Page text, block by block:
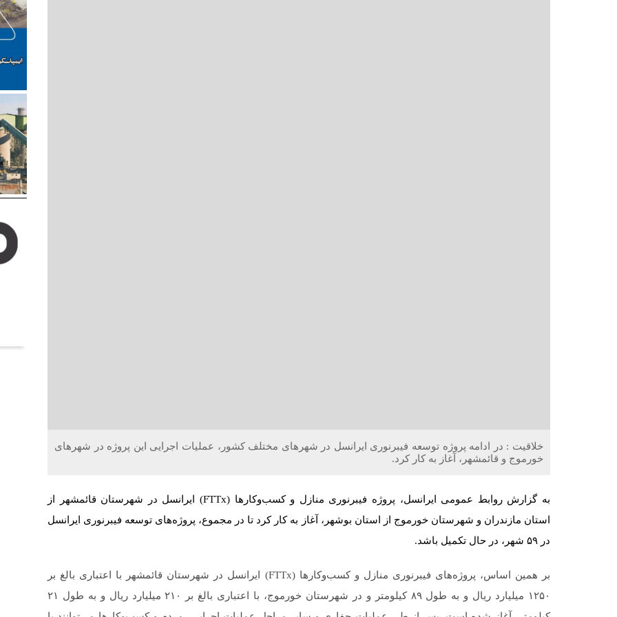
خلاقیت : در ادامه پروژه توسعه فیبرنوری ایرانسل در شهرهای مختلف کشور، عملیات اجرایی این پروژه در شهرهای
خورموج و قائمشهر، آغاز به کار کرد.
به گزارش روابط عمومی ایرانسل، پروژه فیبرنوری منازل و کسب‌وکارها (FTTx) ایرانسل در شهرستان قائمشهر از
استان مازندران و شهرستان خورموج از استان بوشهر، آغاز به کار کرد تا در مجموع، پروژه‌های توسعه فیبرنوری ایرانسل
در ۵۹ شهر، در حال تکمیل باشد.
بر همین اساس، پروژه‌های فیبرنوری منازل و کسب‌وکارها (FTTx) ایرانسل در شهرستان قائمشهر با اعتباری بالغ بر
۱۲۵۰ میلیارد ریال و به طول ۸۹ کیلومتر و در شهرستان خورموج، با اعتباری بالغ بر ۲۱۰ میلیارد ریال و به طول ۲۱